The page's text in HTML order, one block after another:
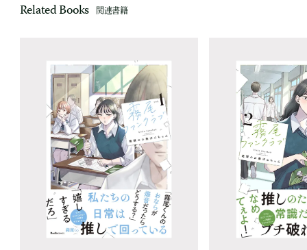
Related Books 関連書籍